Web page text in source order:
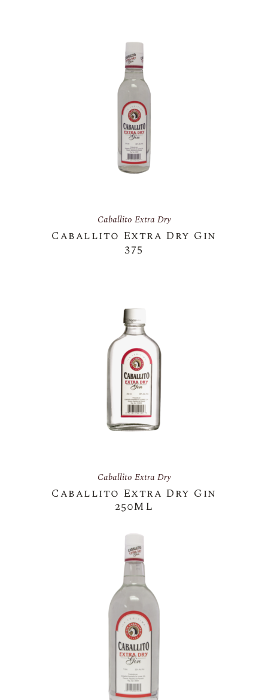
Caballito Extra Dry
Caballito Extra Dry Gin
375
Caballito Extra Dry
Caballito Extra Dry Gin
250ML